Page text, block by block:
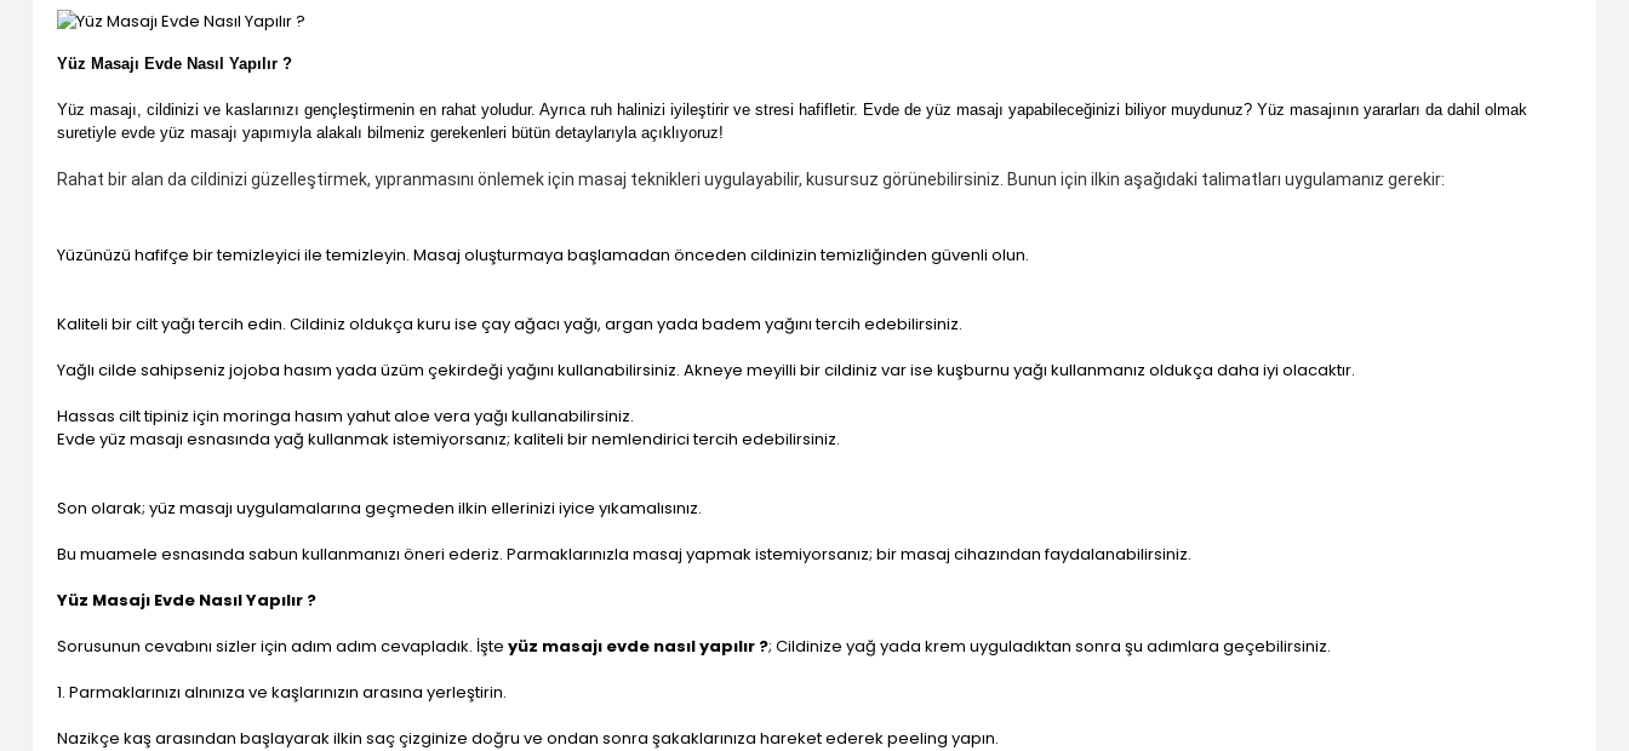
Yüz Masajı Evde Nasıl Yapılır ?
Yüz masajı, cildinizi ve kaslarınızı gençleştirmenin en rahat yoludur. Ayrıca ruh halinizi iyileştirir ve stresi hafifletir. Evde de yüz masajı yapabileceğinizi biliyor muydunuz? Yüz masajının yararları da dahil olmak
suretiyle evde yüz masajı yapımıyla alakalı bilmeniz gerekenleri bütün detaylarıyla açıklıyoruz!
Rahat bir alan da cildinizi güzelleştirmek, yıpranmasını önlemek için masaj teknikleri uygulayabilir, kusursuz görünebilirsiniz. Bunun için ilkin aşağıdaki talimatları uygulamanız gerekir:
Yüzünüzü hafifçe bir temizleyici ile temizleyin. Masaj oluşturmaya başlamadan önceden cildinizin temizliğinden güvenli olun.
Kaliteli bir cilt yağı tercih edin. Cildiniz oldukça kuru ise çay ağacı yağı, argan yada badem yağını tercih edebilirsiniz.
Yağlı cilde sahipseniz jojoba hasım yada üzüm çekirdeği yağını kullanabilirsiniz. Akneye meyilli bir cildiniz var ise kuşburnu yağı kullanmanız oldukça daha iyi olacaktır.
Hassas cilt tipiniz için moringa hasım yahut aloe vera yağı kullanabilirsiniz.
Evde yüz masajı esnasında yağ kullanmak istemiyorsanız; kaliteli bir nemlendirici tercih edebilirsiniz.
Son olarak; yüz masajı uygulamalarına geçmeden ilkin ellerinizi iyice yıkamalısınız.
Bu muamele esnasında sabun kullanmanızı öneri ederiz. Parmaklarınızla masaj yapmak istemiyorsanız; bir masaj cihazından faydalanabilirsiniz.
Yüz Masajı Evde Nasıl Yapılır ?
Sorusunun cevabını sizler için adım adım cevapladık. İşte yüz masajı evde nasıl yapılır ?; Cildinize yağ yada krem uyguladıktan sonra şu adımlara geçebilirsiniz.
1. Parmaklarınızı alnınıza ve kaşlarınızın arasına yerleştirin.
Nazikçe kaş arasından başlayarak ilkin saç çizginize doğru ve ondan sonra şakaklarınıza hareket ederek peeling yapın.